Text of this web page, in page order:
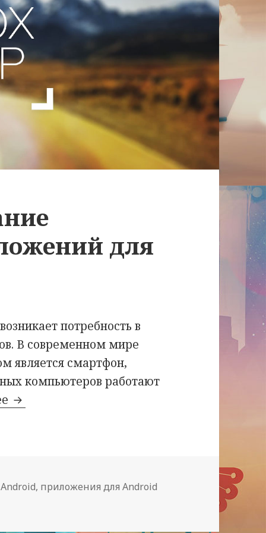
для
потребность в
В современном мире
является смартфон,
компьютеров работают
WOXAPP — создание мобильных
Метки
Android, приложения для Android
— создание мобильных приложений для Android